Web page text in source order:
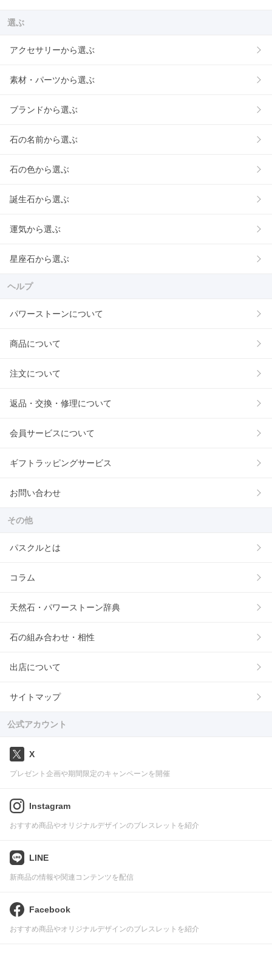
選ぶ
アクセサリーから選ぶ
素材・パーツから選ぶ
ブランドから選ぶ
石の名前から選ぶ
石の色から選ぶ
誕生石から選ぶ
運気から選ぶ
星座石から選ぶ
ヘルプ
パワーストーンについて
商品について
注文について
返品・交換・修理について
会員サービスについて
ギフトラッピングサービス
お問い合わせ
その他
パスクルとは
コラム
天然石・パワーストーン辞典
石の組み合わせ・相性
出店について
サイトマップ
公式アカウント
X
プレゼント企画や期間限定のキャンペーンを開催
Instagram
おすすめ商品やオリジナルデザインのブレスレットを紹介
LINE
新商品の情報や関連コンテンツを配信
Facebook
おすすめ商品やオリジナルデザインのブレスレットを紹介